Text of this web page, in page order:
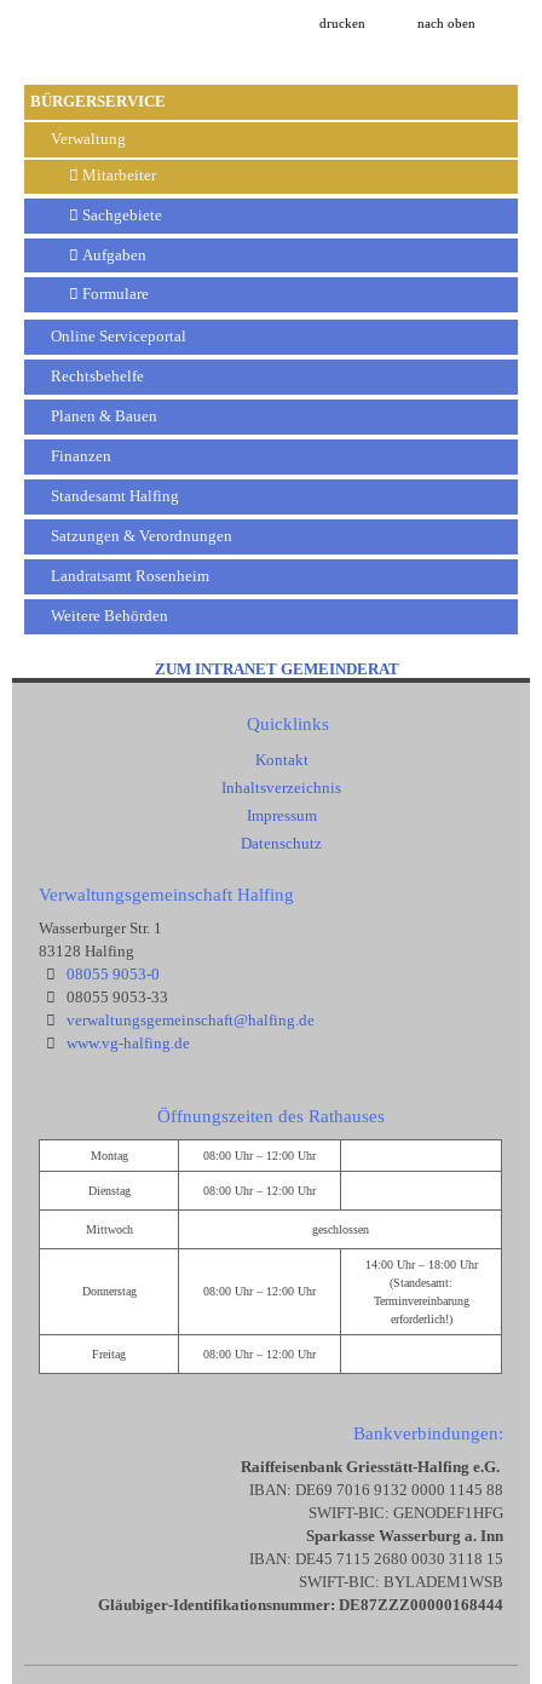
BÜRGERSERVICE
Verwaltung
Mitarbeiter
Sachgebiete
Aufgaben
Formulare
Online Serviceportal
Rechtsbehelfe
Planen & Bauen
Finanzen
Standesamt Halfing
Satzungen & Verordnungen
Landratsamt Rosenheim
Weitere Behörden
drucken nach oben
ZUM INTRANET GEMEINDERAT
Quicklinks
Kontakt
Inhaltsverzeichnis
Impressum
Datenschutz
Verwaltungsgemeinschaft Halfing
Wasserburger Str. 1
83128 Halfing
08055 9053-0
08055 9053-33
verwaltungsgemeinschaft@halfing.de
www.vg-halfing.de
Öffnungszeiten des Rathauses
Montag 08:00 Uhr – 12:00 Uhr
Dienstag 08:00 Uhr – 12:00 Uhr
Mittwoch geschlossen
Donnerstag 08:00 Uhr – 12:00 Uhr
14:00 Uhr – 18:00 Uhr
(Standesamt:
Terminvereinbarung
erforderlich!)
Freitag 08:00 Uhr – 12:00 Uhr
Bankverbindungen:
Raiffeisenbank Griesstätt-Halfing e.G.
IBAN: DE69 7016 9132 0000 1145 88
SWIFT-BIC: GENODEF1HFG
Sparkasse Wasserburg a. Inn
IBAN: DE45 7115 2680 0030 3118 15
SWIFT-BIC: BYLADEM1WSB
Gläubiger-Identifikationsnummer: DE87ZZZ00000168444